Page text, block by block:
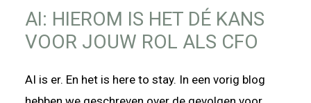
AI: HIEROM IS HET DÉ KANS
VOOR JOUW ROL ALS CFO
AI is er. En het is here to stay. In een vorig blog